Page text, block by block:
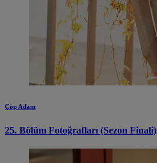
Çöp Adam
25. Bölüm Fotoğrafları (Sezon Finali)